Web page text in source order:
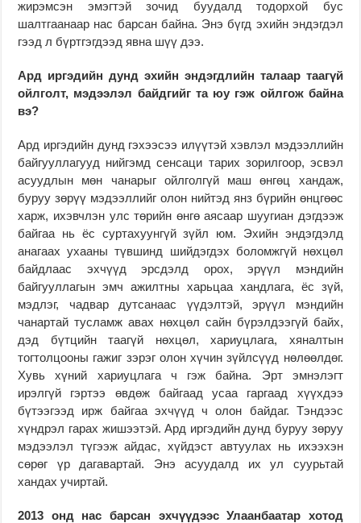
жирэмсэн эмэгтэй зочид буудалд тодорхой бус
шалтгаанаар нас барсан байна. Энэ бүгд эхийн эндэгдэл
гээд л бүртгэгдээд явна шүү дээ.
Ард иргэдийн дунд эхийн эндэгдлийн талаар таагүй
ойлголт, мэдээлэл байдгийг та юу гэж ойлгож байна
вэ?
Ард иргэдийн дунд гэхээсээ илүүтэй хэвлэл мэдээллийн
байгууллагууд нийгэмд сенсаци тарих зорилгоор, эсвэл
асуудлын мөн чанарыг ойлголгүй маш өнгөц хандаж,
буруу зөрүү мэдээллийг олон нийтэд янз бүрийн өнцгөөс
харж, ихэвчлэн улс төрийн өнгө аясаар шуугиан дэгдээж
байгаа нь ёс суртахуунгүй зүйл юм. Эхийн эндэгдэлд
анагаах ухааны түвшинд шийдэгдэх боломжгүй нөхцөл
байдлаас эхчүүд эрсдэлд орох, эрүүл мэндийн
байгууллагын эмч ажилтны харьцаа хандлага, ёс зүй,
мэдлэг, чадвар дутсанаас үүдэлтэй, эрүүл мэндийн
чанартай тусламж авах нөхцөл сайн бүрэлдээгүй байх,
дэд бүтцийн таагүй нөхцөл, хариуцлага, хяналтын
тогтолцооны гажиг зэрэг олон хүчин зүйлсүүд нөлөөлдөг.
Хувь хүний хариуцлага ч гэж байна. Эрт эмнэлэгт
ирэлгүй гэртээ өвдөж байгаад усаа гаргаад хүүхдээ
бүтээгээд ирж байгаа эхчүүд ч олон байдаг. Тэндээс
хүндрэл гарах жишээтэй. Ард иргэдийн дунд буруу зөруу
мэдээлэл түгээж айдас, хүйдэст автуулах нь ихээхэн
сөрөг үр дагавартай. Энэ асуудалд их ул суурьтай
хандах учиртай.
2013 онд нас барсан эхчүүдээс Улаанбаатар хотод